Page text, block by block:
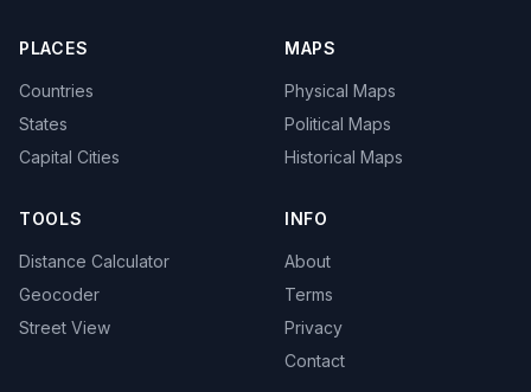
PLACES
Countries
States
Capital Cities
MAPS
Physical Maps
Political Maps
Historical Maps
TOOLS
Distance Calculator
Geocoder
Street View
INFO
About
Terms
Privacy
Contact